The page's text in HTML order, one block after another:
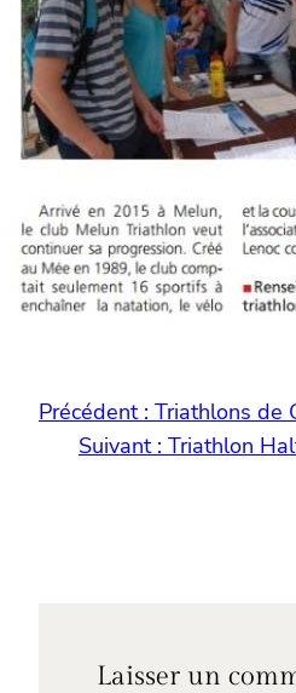
Précédent : Triathlons de
Suivant : Triathlon
Laisser un